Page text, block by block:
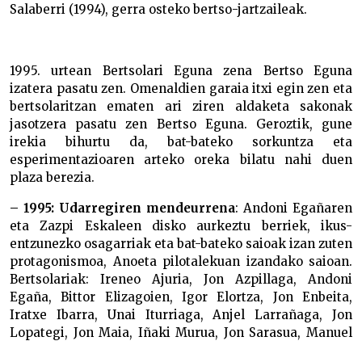
Salaberri (1994), gerra osteko bertso-jartzaileak.
1995. urtean Bertsolari Eguna zena Bertso Eguna
izatera pasatu zen. Omenaldien garaia itxi egin zen eta
bertsolaritzan ematen ari ziren aldaketa sakonak
jasotzera pasatu zen Bertso Eguna. Geroztik, gune
irekia bihurtu da, bat-bateko sorkuntza eta
esperimentazioaren arteko oreka bilatu nahi duen
plaza berezia.
– 1995: Udarregiren mendeurrena: Andoni Egañaren
eta Zazpi Eskaleen disko aurkeztu berriek, ikus-
entzunezko osagarriak eta bat-bateko saioak izan zuten
protagonismoa, Anoeta pilotalekuan izandako saioan.
Bertsolariak: Ireneo Ajuria, Jon Azpillaga, Andoni
Egaña, Bittor Elizagoien, Igor Elortza, Jon Enbeita,
Iratxe Ibarra, Unai Iturriaga, Anjel Larrañaga, Jon
Lopategi, Jon Maia, Iñaki Murua, Jon Sarasua, Manuel